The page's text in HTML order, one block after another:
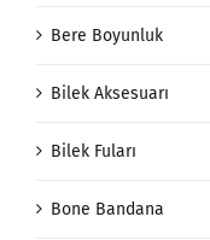
Bere Boyunluk
Bilek Aksesuarı
Bilek Fuları
Bone Bandana